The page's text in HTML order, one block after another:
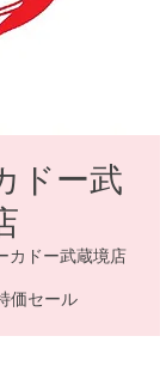
ドー武
カドー武蔵境店
価セール